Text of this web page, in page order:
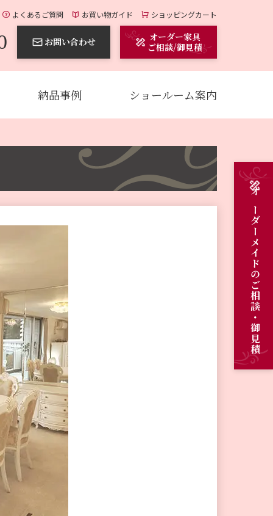
よくあるご質問 お買い物ガイド ショッピングカート
お問い合わせ
オーダー家具
ご相談/御見積
納品事例 ショールーム案内
オーダーメイドのご相談・御見積